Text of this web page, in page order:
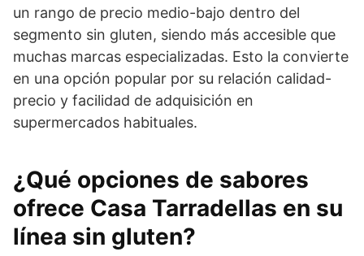
un rango de precio medio-bajo dentro del
segmento sin gluten, siendo más accesible que
muchas marcas especializadas. Esto la convierte
en una opción popular por su relación calidad-
precio y facilidad de adquisición en
supermercados habituales.
¿Qué opciones de sabores
ofrece Casa Tarradellas en su
línea sin gluten?